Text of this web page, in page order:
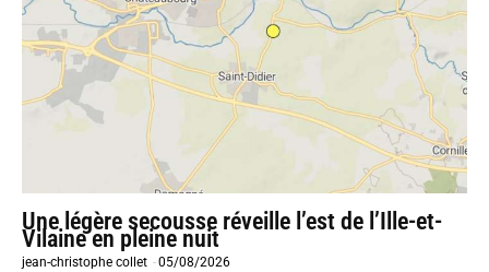
Une légère secousse réveille l’est de l’Ille-et-
Vilaine en pleine nuit
jean-christophe collet -05/08/2026